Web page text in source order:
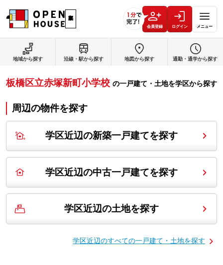
会員登録 ログイン メニュー
地域から探す 沿線・駅から探す 地図から探す 通勤・通学から探す
板橋区立赤塚新町小学校 の一戸建て・土地を学区から探す
周辺の物件を探す
学区近辺の新築一戸建てを探す
学区近辺の中古一戸建てを探す
学区近辺の土地を探す
学区近辺のすべての一戸建て・土地を探す